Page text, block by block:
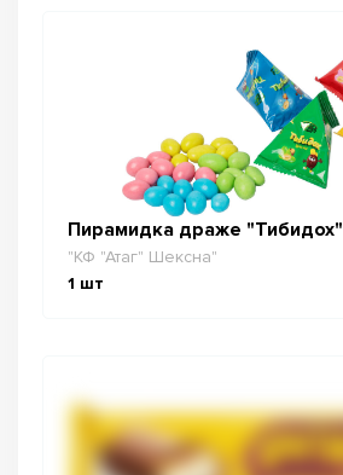
Пирамидка драже "Тибидох"
"КФ "Атаг" Шексна"
1 шт